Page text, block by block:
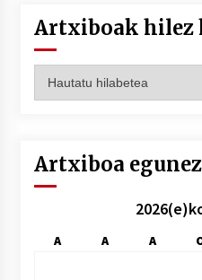
Artxiboak hilez
hilez
Artxiboa
A A A